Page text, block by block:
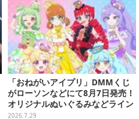
「おねがいアイプリ」DMMくじ
がローソンなどにて8月7日発売！
オリジナルぬいぐるみなどライン
ナップ、各等賞にスペシャルアイ
2026.7.29